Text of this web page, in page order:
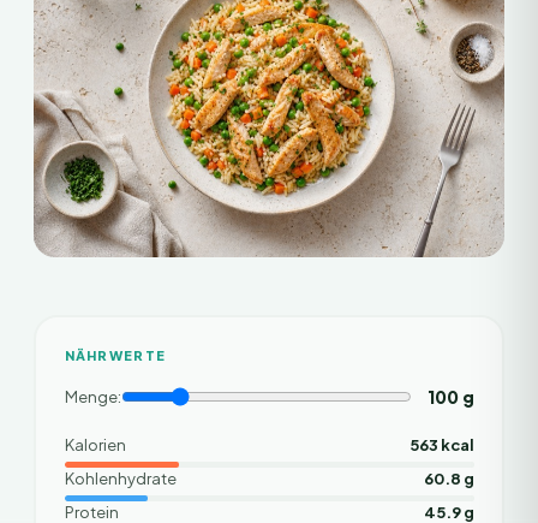
NÄHRWERTE
Menge: 100g
Kalorien
563 kcal
Kohlenhydrate
60.8 g
Protein
45.9 g